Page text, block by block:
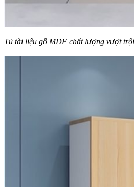
Tủ tài liệu gỗ MDF chất lượng vượt